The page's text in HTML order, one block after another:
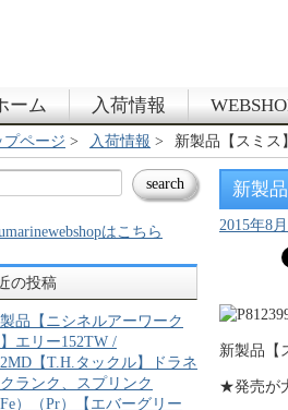
ーム 入荷情報
プページ 入荷情報 新製品【スミス
新製
2015年8
新製品【
★発売が
の投稿
品【ニシネルアーワーク
エリー152TW /
【T.H.タックル】ドラネ
ランク、スプリンク
Fe）（Pr）【エバーグリー